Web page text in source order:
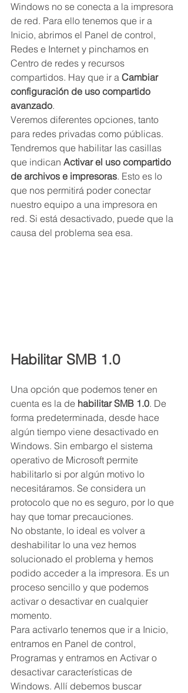
Windows no se conecta a la impresora
de red. Para ello tenemos que ir a
Inicio, abrimos el Panel de control,
Redes e Internet y pinchamos en
Centro de redes y recursos
compartidos. Hay que ir a Cambiar
configuración de uso compartido
avanzado.
Veremos diferentes opciones, tanto
para redes privadas como públicas.
Tendremos que habilitar las casillas
que indican Activar el uso compartido
de archivos e impresoras. Esto es lo
que nos permitirá poder conectar
nuestro equipo a una impresora en
red. Si está desactivado, puede que la
causa del problema sea esa.
Habilitar SMB 1.0
Una opción que podemos tener en
cuenta es la de habilitar SMB 1.0. De
forma predeterminada, desde hace
algún tiempo viene desactivado en
Windows. Sin embargo el sistema
operativo de Microsoft permite
habilitarlo si por algún motivo lo
necesitáramos. Se considera un
protocolo que no es seguro, por lo que
hay que tomar precauciones.
No obstante, lo ideal es volver a
deshabilitar lo una vez hemos
solucionado el problema y hemos
podido acceder a la impresora. Es un
proceso sencillo y que podemos
activar o desactivar en cualquier
momento.
Para activarlo tenemos que ir a Inicio,
entramos en Panel de control,
Programas y entramos en Activar o
desactivar características de
Windows. Allí debemos buscar